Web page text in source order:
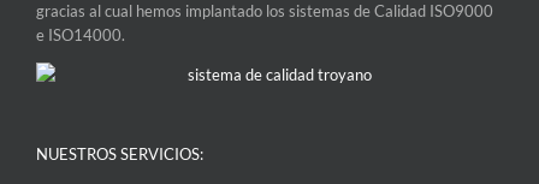
gracias al cual hemos implantado los sistemas de Calidad ISO9000
e ISO14000.
NUESTROS SERVICIOS: